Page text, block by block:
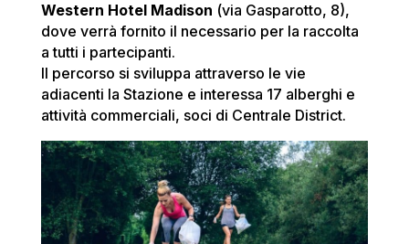
Western Hotel Madison (via Gasparotto, 8),
dove verrà fornito il necessario per la raccolta
a tutti i partecipanti.
Il percorso si sviluppa attraverso le vie
adiacenti la Stazione e interessa 17 alberghi e
attività commerciali, soci di Centrale District.